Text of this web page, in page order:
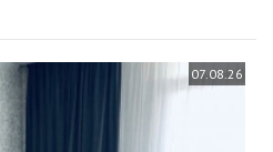
07.08.26